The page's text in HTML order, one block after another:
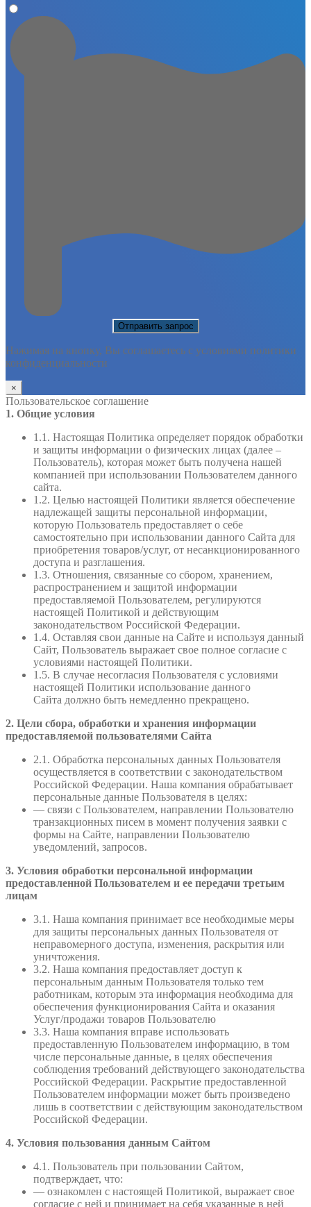
Нажимая на кнопку, Вы соглашаетесь с условиями политики
конфиденциальности
×
Пользовательское соглашение
1. Общие условия
1.1. Настоящая Политика определяет порядок обработки
и защиты информации о физических лицах (далее –
Пользователь), которая может быть получена нашей
компанией при использовании Пользователем данного
сайта.
1.2. Целью настоящей Политики является обеспечение
надлежащей защиты персональной информации,
которую Пользователь предоставляет о себе
самостоятельно при использовании данного Сайта для
приобретения товаров/услуг, от несанкционированного
доступа и разглашения.
1.3. Отношения, связанные со сбором, хранением,
распространением и защитой информации
предоставляемой Пользователем, регулируются
настоящей Политикой и действующим
законодательством Российской Федерации.
1.4. Оставляя свои данные на Сайте и используя данный
Сайт, Пользователь выражает свое полное согласие с
условиями настоящей Политики.
1.5. В случае несогласия Пользователя с условиями
настоящей Политики использование данного
Сайта должно быть немедленно прекращено.
2. Цели сбора, обработки и хранения информации
предоставляемой пользователями Сайта
2.1. Обработка персональных данных Пользователя
осуществляется в соответствии с законодательством
Российской Федерации. Наша компания обрабатывает
персональные данные Пользователя в целях:
— связи с Пользователем, направлении Пользователю
транзакционных писем в момент получения заявки с
формы на Сайте, направлении Пользователю
уведомлений, запросов.
3. Условия обработки персональной информации
предоставленной Пользователем и ее передачи третьим
лицам
3.1. Наша компания принимает все необходимые меры
для защиты персональных данных Пользователя от
неправомерного доступа, изменения, раскрытия или
уничтожения.
3.2. Наша компания предоставляет доступ к
персональным данным Пользователя только тем
работникам, которым эта информация необходима для
обеспечения функционирования Сайта и оказания
Услуг/продажи товаров Пользователю
3.3. Наша компания вправе использовать
предоставленную Пользователем информацию, в том
числе персональные данные, в целях обеспечения
соблюдения требований действующего законодательства
Российской Федерации. Раскрытие предоставленной
Пользователем информации может быть произведено
лишь в соответствии с действующим законодательством
Российской Федерации.
4. Условия пользования данным Сайтом
4.1. Пользователь при пользовании Сайтом,
подтверждает, что:
— ознакомлен с настоящей Политикой, выражает свое
согласие с ней и принимает на себя указанные в ней